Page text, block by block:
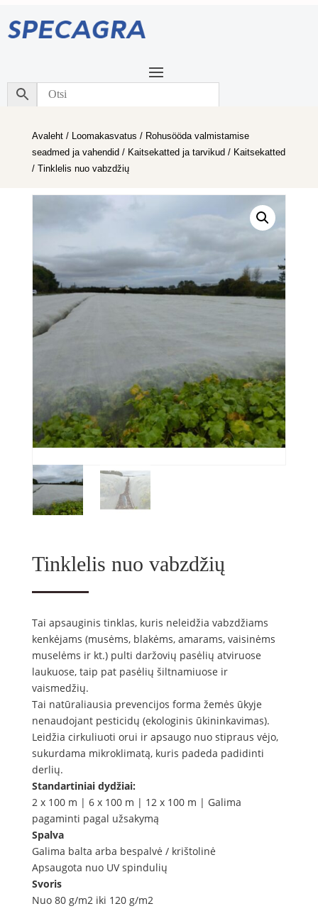
Avaleht/ Loomakasvatus / Rohusööda valmistamise
seadmed ja vahendid / Kaitsekatted ja tarvikud / Kaitsekatted
/ Tinklelis nuo vabzdžių
Tinklelis nuo vabzdžių
Tai apsauginis tinklas, kuris neleidžia vabzdžiams
kenkėjams (musėms, blakėms, amarams, vaisinėms
muselėms ir kt.) pulti daržovių pasėlių atviruose
laukuose, taip pat pasėlių šiltnamiuose ir
vaismedžių.
Tai natūraliausia prevencijos forma žemės ūkyje
nenaudojant pesticidų (ekologinis ūkininkavimas).
Leidžia cirkuliuoti orui ir apsaugo nuo stipraus vėjo,
sukurdama mikroklimatą, kuris padeda padidinti
derlių.
Standartiniai dydžiai:
2 x 100 m | 6 x 100 m | 12 x 100 m | Galima
pagaminti pagal užsakymą
Spalva
Galima balta arba bespalvė / krištolinė
Apsaugota nuo UV spindulių
Svoris
Nuo 80 g/m2 iki 120 g/m2